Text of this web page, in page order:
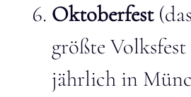
Oktoberfest
größte
jährlich in